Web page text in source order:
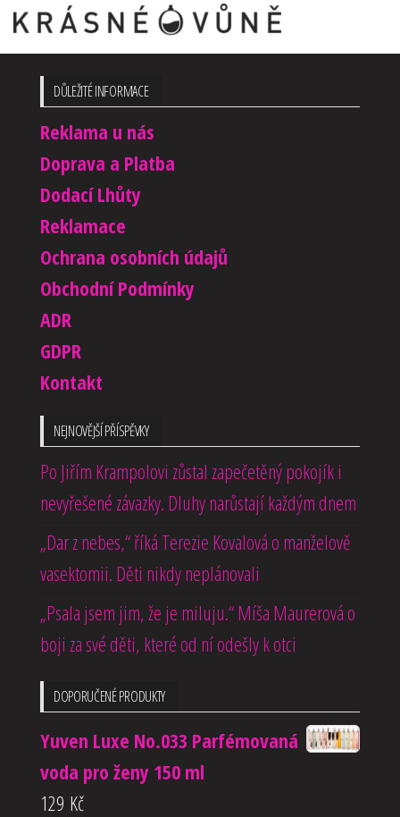
DŮLEŽITÉ INFORMACE
Reklama u nás
Doprava a Platba
Dodací Lhůty
Reklamace
Ochrana osobních údajů
Obchodní Podmínky
ADR
GDPR
Kontakt
NEJNOVĚJŠÍ PŘÍSPĚVKY
Po Jiřím Krampolovi zůstal zapečetěný pokojík i
nevyřešené závazky. Dluhy narůstají každým dnem
„Dar z nebes,“ říká Terezie Kovalová o manželově
vasektomii. Děti nikdy neplánovali
„Psala jsem jim, že je miluju.“ Míša Maurerová o
boji za své děti, které od ní odešly k otci
DOPORUČENÉ PRODUKTY
Yuven Luxe No.033 Parfémovaná
voda pro ženy 150 ml
129 Kč